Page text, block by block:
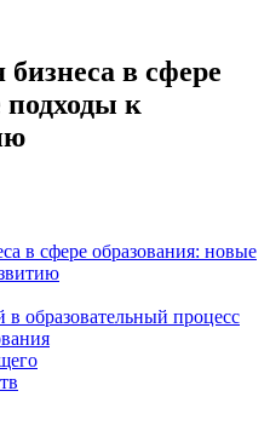
в сфере
подходы к
в сфере образования: новые
в образовательный процесс